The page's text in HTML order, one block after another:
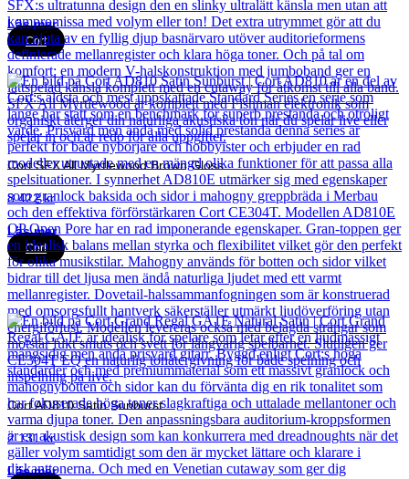
Läs mer
Cort
Cort SFX All Myrtlewood Brown Gloss
8 422kr
Läs mer
Cort
Cort AD810 Satin Sunburst
2 131kr
Läs mer